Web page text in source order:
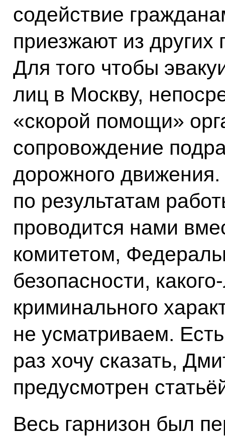
содействие
приезжают из других
Для того чтобы
лиц в Москву,
«скорой помощи»
сопровождение
дорожного
по результатам
проводится нами
комитетом,
безопасности,
криминального
не усматриваем.
раз хочу сказать,
предусмотрен
Весь гарнизон был